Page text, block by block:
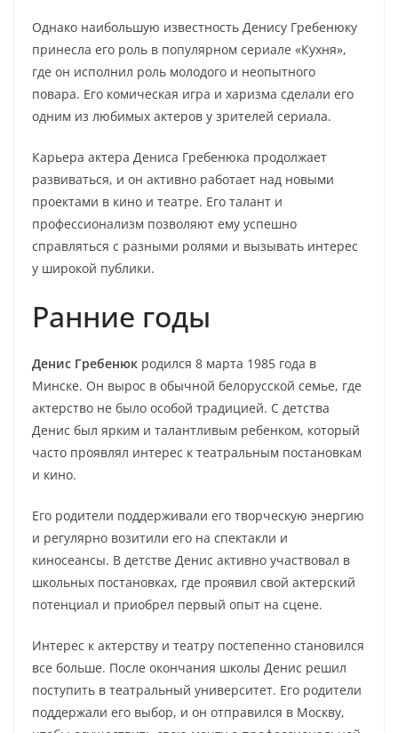
Однако наибольшую известность Денису Гребенюку
принесла его роль в популярном сериале «Кухня»,
где он исполнил роль молодого и неопытного
повара. Его комическая игра и харизма сделали его
одним из любимых актеров у зрителей сериала.
Карьера актера Дениса Гребенюка продолжает
развиваться, и он активно работает над новыми
проектами в кино и театре. Его талант и
профессионализм позволяют ему успешно
справляться с разными ролями и вызывать интерес
у широкой публики.
Ранние годы
Денис Гребенюк родился 8 марта 1985 года в
Минске. Он вырос в обычной белорусской семье, где
актерство не было особой традицией. С детства
Денис был ярким и талантливым ребенком, который
часто проявлял интерес к театральным постановкам
и кино.
Его родители поддерживали его творческую энергию
и регулярно возитили его на спектакли и
киносеансы. В детстве Денис активно участвовал в
школьных постановках, где проявил свой актерский
потенциал и приобрел первый опыт на сцене.
Интерес к актерству и театру постепенно становился
все больше. После окончания школы Денис решил
поступить в театральный университет. Его родители
поддержали его выбор, и он отправился в Москву,